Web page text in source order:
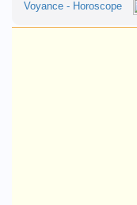
Voyance - Horoscope